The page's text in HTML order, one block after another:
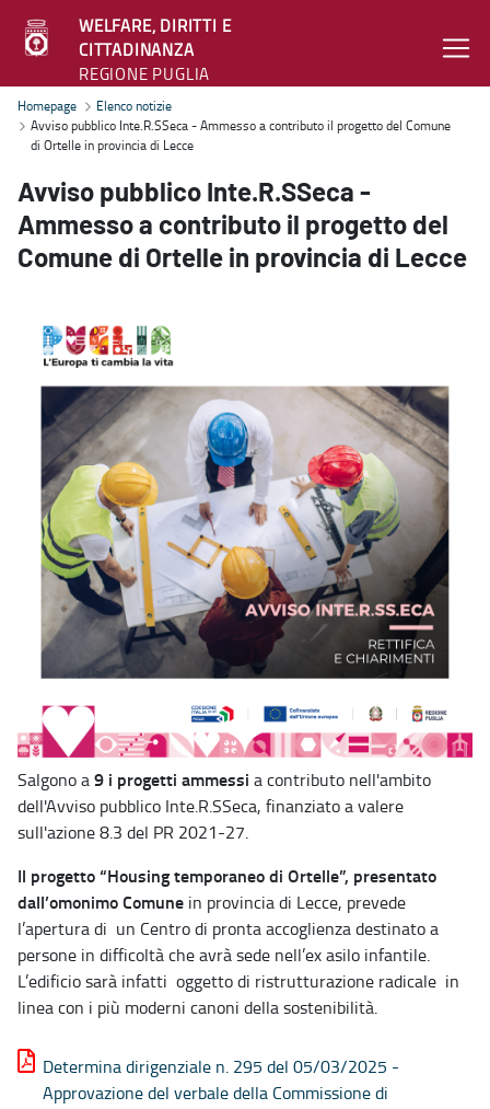
WELFARE, DIRITTI E
CITTADINANZA
REGIONE PUGLIA
Avviso pubblico Inte.R.SSeca - Ammesso a contributo il
Homepage
Elenco notizie
Avviso pubblico Inte.R.SSeca - Ammesso a contributo il progetto del Comune
di Ortelle in provincia di Lecce
Avviso pubblico Inte.R.SSeca -
Ammesso a contributo il progetto del
Comune di Ortelle in provincia di Lecce
Salgono a9 i progetti ammessi a contributo nell'ambito
dell'Avviso pubblico Inte.R.SSeca, finanziato a valere
sull'azione 8.3 del PR 2021-27.
Il progetto “Housing temporaneo di Ortelle”, presentato
dall’omonimo Comune in provincia di Lecce, prevede
l’apertura di un Centro di pronta accoglienza destinato a
persone in difficoltà che avrà sede nell’ex asilo infantile.
L’edificio sarà infatti oggetto di ristrutturazione radicale in
linea con i più moderni canoni della sostenibilità.
Determina dirigenziale n. 295 del 05/03/2025 -
Approvazione del verbale della Commissione di